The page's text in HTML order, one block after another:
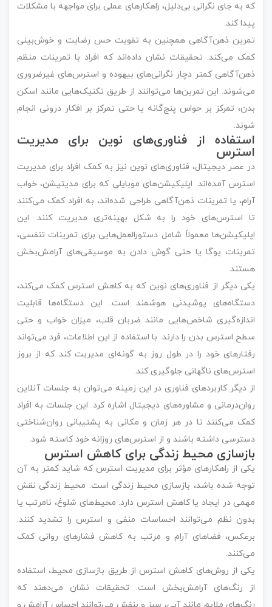
که به جای نگرانی بی‌دلیل، راهکارهای عملی برای مواجهه با مشکلات
پیدا کند.
تمرین ذهن‌آگاهی همچنین به تقویت حس رضایت و خوش‌بینی
کمک می‌کند. تحقیقات نشان داده‌اند که افراد با تمرینات منظم
ذهن‌آگاهی کمتر دچار نگرانی‌های بیهوده و استرس‌های غیرضروری
می‌شوند. این تمرین‌ها می‌توانند از طریق تکنیک‌هایی مانند اسکن
بدن، تمرکز بر حواس پنج‌گانه یا حتی تمرکز بر افکار درونی انجام
شوند.
استفاده از فناوری‌های نوین برای مدیریت
استرس
در عصر دیجیتال، فناوری‌های نوین نیز به کمک افراد برای مدیریت
استرس آمده‌اند. اپلیکیشن‌های موبایلی که برای مدیتیشن، خواب
آرام، یا تمرینات ذهن‌آگاهی طراحی شده‌اند، به افراد کمک می‌کنند
تا استرس‌های خود را به شکل بهینه‌تری مدیریت کنند. این
اپلیکیشن‌ها معمولاً شامل دستورالعمل‌هایی برای تمرینات تنفسی،
تمرینات یوگا یا حتی گوش دادن به موسیقی‌های آرامش‌بخش
هستند.
یکی دیگر از فناوری‌های نوین که به کاهش استرس کمک می‌کند،
دستگاه‌های پوشیدنی هوشمند است. این دستگاه‌ها قابلیت
اندازه‌گیری شاخص‌هایی مانند ضربان قلب، میزان خواب و حتی
سطح استرس بدن را دارند. با استفاده از این اطلاعات، فرد می‌تواند
رفتارهای خود را در طول روز به گونه‌ای مدیریت کند که از بروز
استرس‌های ناگهانی جلوگیری کند.
از دیگر کاربردهای فناوری در این زمینه می‌توان به جلسات آنلاین
روان‌درمانی و مشاوره‌های دیجیتال اشاره کرد. این جلسات به افراد
کمک می‌کنند تا در هر زمان و مکانی به پشتیبانی روان‌شناختی
دسترسی داشته باشند و از استرس‌های روزانه خود کاسته شود.
بازسازی محیط زندگی برای کاهش استرس
یکی از راهکارهای مؤثر برای مدیریت استرس که شاید کمتر به آن
توجه شده باشد، بازسازی محیط زندگی است. محیط زندگی نقش
مهمی در ایجاد یا کاهش استرس دارد. محیط‌های شلوغ، نامرتب یا
بدون نظم می‌توانند احساسات منفی و استرس را تشدید کنند.
برعکس، فضاهای آرام و مرتب به کاهش فشارهای روانی کمک
می‌کنند.
یکی از روش‌های کاهش استرس از طریق بازسازی محیط، استفاده
از رنگ‌های آرامش‌بخش است. تحقیقات نشان می‌دهند که